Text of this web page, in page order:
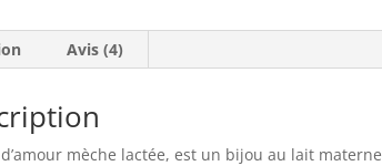
Avis (4)
mèche lactée, est un bijou au lait